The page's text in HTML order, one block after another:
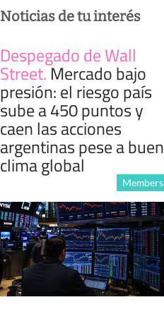
Noticias de tu interés
Despegado de Wall
Street.Mercado bajo
presión: el riesgo país
sube a 450 puntos y
caen las acciones
argentinas pese a buen
clima global
Members